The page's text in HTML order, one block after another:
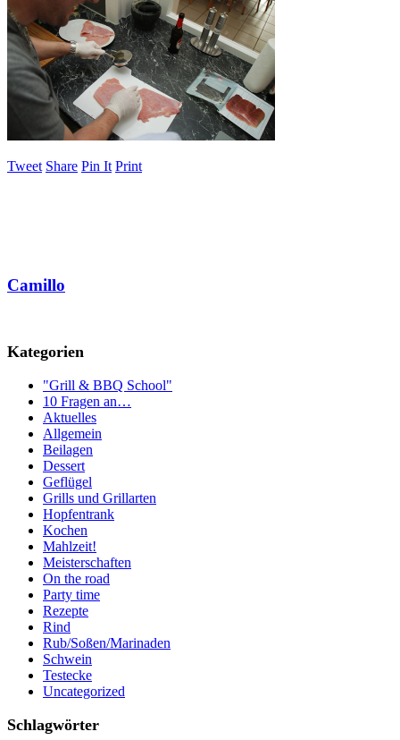
Tweet Share Pin It Print
Camillo
Kategorien
"Grill & BBQ School"
10 Fragen an…
Aktuelles
Allgemein
Beilagen
Dessert
Geflügel
Grills und Grillarten
Hopfentrank
Kochen
Mahlzeit!
Meisterschaften
On the road
Party time
Rezepte
Rind
Rub/Soßen/Marinaden
Schwein
Testecke
Uncategorized
Schlagwörter